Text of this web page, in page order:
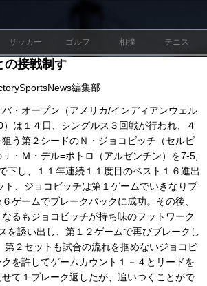
サッカー ゴルフ 相撲 テニス
の接戦制す
編集部
・オープン（アメリカ/インディアンウェル
は１４日、シングルス３回戦が行われ、４
う第２シードのＮ・ジョコビッチ（セルビ
・Ｍ・デル=ポトロ（アルゼンチン）を7-5,
下し、１１年連続１１度目のベスト１６進出
ト、ジョコビッチは第１ゲームでいきなりブ
ゲームでブレークバックに成功。その後、
るもジョコビッチが持ち味のフットワーク
を誘い出し、第１２ゲームで再びブレークし
第２セットも試合の流れを掴めないジョコビ
を許してゲームカウント１－４とリードを
て１ブレーク返したが、追いつくことがで